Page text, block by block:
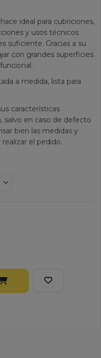
ideal para cubriciones,
y usos técnicos
suficiente. Gracias a su
con grandes superficies
a medida, lista para
características
salvo en caso de defecto
bien las medidas y
el pedido.